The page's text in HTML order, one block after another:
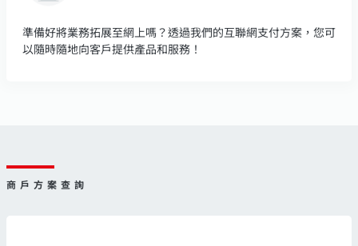
準備好將業務拓展至網上嗎？透過我們的互聯網支付方案，您可
以隨時隨地向客戶提供產品和服務！
商戶方案查詢